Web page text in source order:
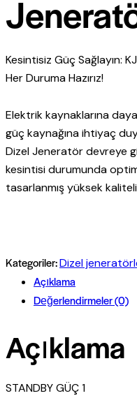
Kesintisiz Güç Sağlayın:
Her Duruma Hazırız!
Elektrik kaynaklarına
güç kaynağına ihtiyaç
Dizel Jeneratör devreye
kesintisi durumunda
tasarlanmış yüksek
Kategoriler:Dizel
Açıklama
Değerlendirmeler (0)
Açıklama
STANDBY GÜÇ 1